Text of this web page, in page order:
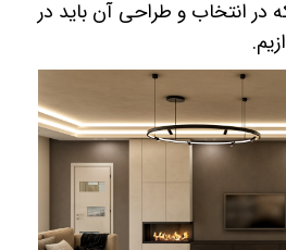
انتخاب و طراحی آن باید در
.